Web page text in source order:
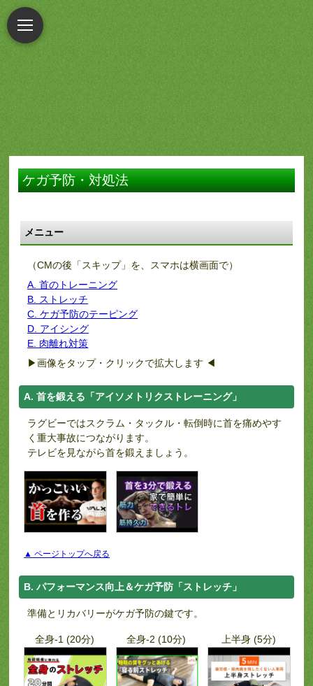
ケガ予防・対処法
メニュー
（CMの後「スキップ」を、スマホは横画面で）
A. 首のトレーニング
B. ストレッチ
C. ケガ予防のテーピング
D. アイシング
E. 肉離れ対策
▶画像をタップ・クリックで拡大します ◀
A. 首を鍛える「アイソメトリクストレーニング」
ラグビーではスクラム・タックル・転倒時に首を痛めやす
く重大事故につながります。
テレビを見ながら首を鍛えましょう。
▲ ページトップへ戻る
B. パフォーマンス向上＆ケガ予防「ストレッチ」
準備とリカバリーがケガ予防の鍵です。
全身-1 (20分) 全身-2 (10分) 上半身 (5分)